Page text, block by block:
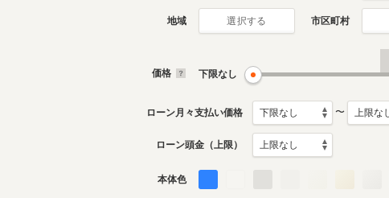
地域 選択する 市区町村
価格 下限なし
ローン月々支払い価格 〜
ローン頭金（上限）
本体色